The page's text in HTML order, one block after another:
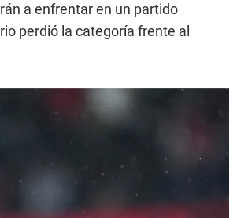
a enfrentar en un partido
perdió la categoría frente al